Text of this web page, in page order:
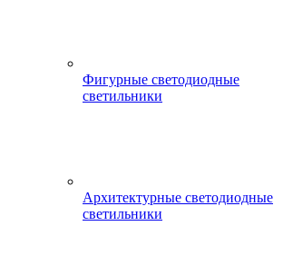
Фигурные светодиодные
светильники
Архитектурные светодиодные
светильники